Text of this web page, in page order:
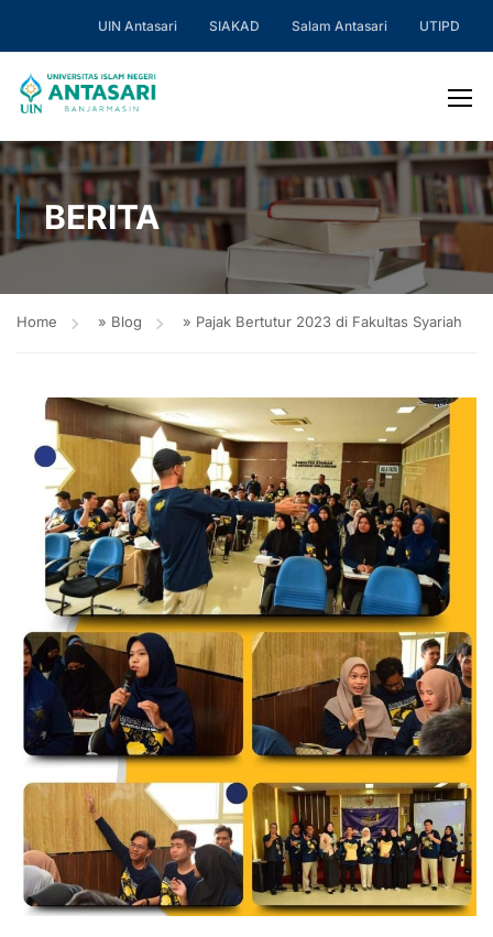
UIN Antasari SIAKAD Salam Antasari UTIPD
BERITA
Home » Blog » Pajak Bertutur 2023 di Fakultas Syariah